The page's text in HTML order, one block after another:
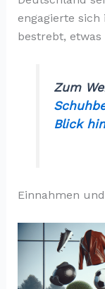
engagierte
bestrebt,
Zum
Blick
Einnahmen